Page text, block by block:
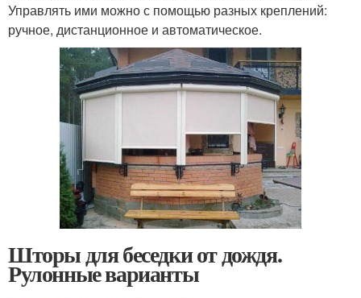
Управлять ими можно с помощью разных креплений:
ручное, дистанционное и автоматическое.
Шторы для беседки от дождя.
Рулонные варианты